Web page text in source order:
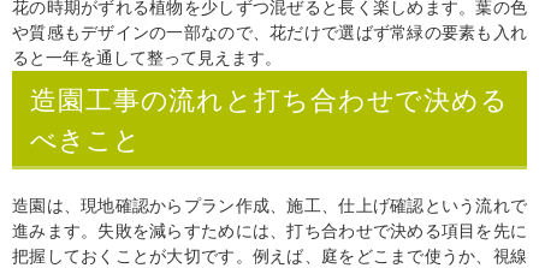
花の時期がずれる植物を少しずつ混ぜると長く楽しめます。葉の色
や質感もデザインの一部なので、花だけで選ばず常緑の要素も入れ
ると一年を通して整って見えます。
造園工事の流れと打ち合わせで決める
べきこと
造園は、現地確認からプラン作成、施工、仕上げ確認という流れで
進みます。失敗を減らすためには、打ち合わせで決める項目を先に
把握しておくことが大切です。例えば、庭をどこまで使うか、視線